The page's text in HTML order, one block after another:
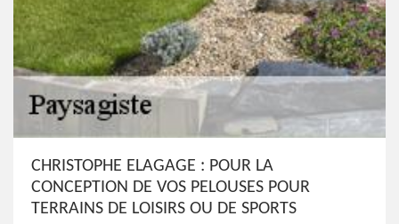
CHRISTOPHE ELAGAGE : POUR LA
CONCEPTION DE VOS PELOUSES POUR
TERRAINS DE LOISIRS OU DE SPORTS